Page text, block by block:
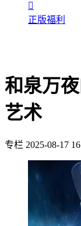

正版福利
和泉万
艺术
专栏 2025-08-17